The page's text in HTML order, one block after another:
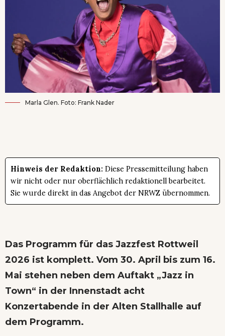
Marla Glen. Foto: Frank Nader
Hinweis der Redaktion: Diese Pressemitteilung haben
wir nicht oder nur oberflächlich redaktionell bearbeitet.
Sie wurde direkt in das Angebot der NRWZ übernommen.
Das Programm für das Jazzfest Rottweil
2026 ist komplett. Vom 30. April bis zum 16.
Mai stehen neben dem Auftakt „Jazz in
Town“ in der Innenstadt acht
Konzertabende in der Alten Stallhalle auf
dem Programm.